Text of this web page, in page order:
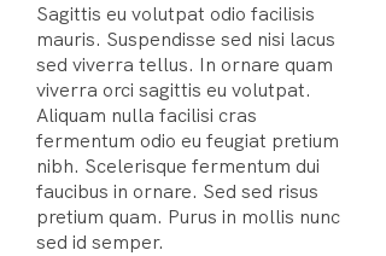
Sagittis eu volutpat odio facilisis
mauris. Suspendisse sed nisi lacus
sed viverra tellus. In ornare quam
viverra orci sagittis eu volutpat.
Aliquam nulla facilisi cras
fermentum odio eu feugiat pretium
nibh. Scelerisque fermentum dui
faucibus in ornare. Sed sed risus
pretium quam. Purus in mollis nunc
sed id semper.